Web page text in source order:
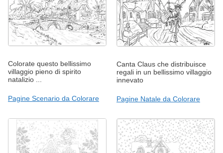
Colorate questo bellissimo
villaggio pieno di spirito
natalizio ...
Pagine Scenario da Colorare
Canta Claus che distribuisce
regali in un bellissimo villaggio
innevato
Pagine Natale da Colorare